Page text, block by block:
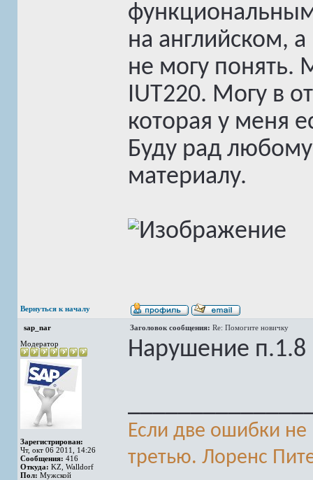
на английском,
не могу понять.
IUT220. Могу в
которая у меня
Буду рад
материалу.
Вернуться к началу
sap_nar Заголовок сообщения: Re: Помогите новичку
Модератор
Зарегистрирован:
Чт, окт 06 2011, 14:26
Сообщения: 416
Откуда: KZ, Walldorf
Пол: Мужской
Нарушение п.1.8
Если две ошибки не
третью. Лоренс